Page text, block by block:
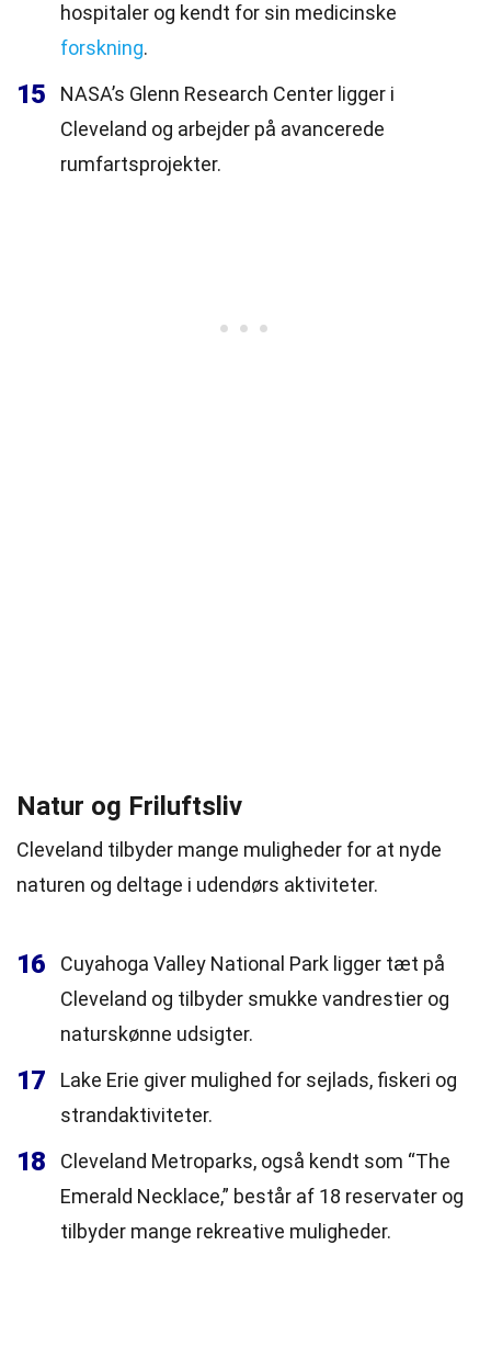
hospitaler og kendt for sin medicinske
forskning.
15
NASA’s Glenn Research Center ligger i
Cleveland og arbejder på avancerede
rumfartsprojekter.
Natur og Friluftsliv
Cleveland tilbyder mange muligheder for at nyde
naturen og deltage i udendørs aktiviteter.
16
Cuyahoga Valley National Park ligger tæt på
Cleveland og tilbyder smukke vandrestier og
naturskønne udsigter.
17
Lake Erie giver mulighed for sejlads, fiskeri og
strandaktiviteter.
18
Cleveland Metroparks, også kendt som “The
Emerald Necklace,” består af 18 reservater og
tilbyder mange rekreative muligheder.